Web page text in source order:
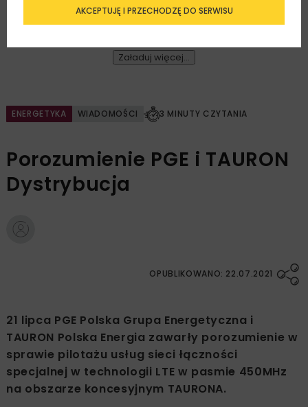
Młodzi Liderzy Budownictwa 2026
Załaduj więcej...
ENERGETYKA WIADOMOŚCI 3 MINUTY CZYTANIA
Porozumienie PGE i TAURON
Dystrybucja
OPUBLIKOWANO: 22.07.2021
21 lipca PGE Polska Grupa Energetyczna i
TAURON Polska Energia zawarły porozumienie w
sprawie pilotażu usług sieci łączności
specjalnej w technologii LTE w pasmie 450MHz
na obszarze koncesyjnym TAURONA.
AKCEPTUJĘ I PRZECHODZĘ DO SERWISU